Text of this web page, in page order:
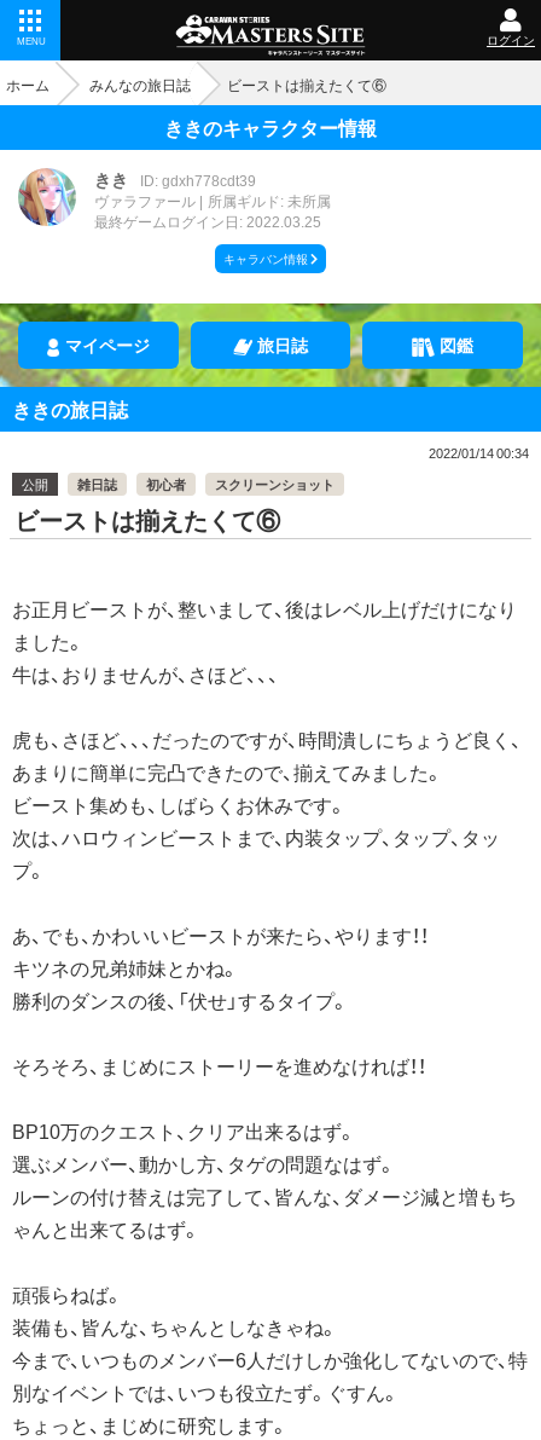
MENU ログイン
ホーム みんなの旅日誌 ビーストは揃えたくて⑥
ききのキャラクター情報
きき
ID: gdxh778cdt39
ヴァラファール
所属ギルド: 未所属
最終ゲームログイン日: 2022.03.25
キャラバン情報
マイページ 旅日誌 図鑑
ききの旅日誌
2022/01/14 00:34
公開
雑日誌 初心者 スクリーンショット
ビーストは揃えたくて⑥
お正月ビーストが、整いまして、後はレベル上げだけになり
ました。
牛は、おりませんが、さほど、、、
虎も、さほど、、、だったのですが、時間潰しにちょうど良く、
あまりに簡単に完凸できたので、揃えてみました。
ビースト集めも、しばらくお休みです。
次は、ハロウィンビーストまで、内装タップ、タップ、タッ
プ。
あ、でも、かわいいビーストが来たら、やります！！
キツネの兄弟姉妹とかね。
勝利のダンスの後、「伏せ」するタイプ。
そろそろ、まじめにストーリーを進めなければ！！
BP10万のクエスト、クリア出来るはず。
選ぶメンバー、動かし方、タゲの問題なはず。
ルーンの付け替えは完了して、皆んな、ダメージ減と増もち
ゃんと出来てるはず。
頑張らねば。
装備も、皆んな、ちゃんとしなきゃね。
今まで、いつものメンバー6人だけしか強化してないので、特
別なイベントでは、いつも役立たず。ぐすん。
ちょっと、まじめに研究します。